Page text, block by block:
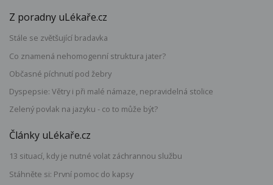
Z poradny uLékaře.cz
Stále se zvětšující bradavka
Co znamená nehomogenní struktura jater?
Občasné píchnutí pod žebry
Dyspepsie: Větry i při malé námaze, nepravidelná stolice
Zelený povlak na jazyku - co to může být?
Články uLékaře.cz
13 situací, kdy je nutné volat záchrannou službu
Stáhněte si: První pomoc do kapsy